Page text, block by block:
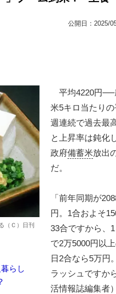
公開日： 2025/
（Ｃ）日刊
らし
平均4220円──
米5キロ当たり
週連続で過去最
と上昇率は鈍化
政府備蓄米放出
だ。
「前年同期が
円。1合およそ
33合ですから、
で2万5000円以
日2合なら5万円
ラッシュですか
活情報誌編集者）